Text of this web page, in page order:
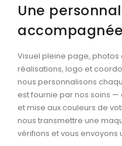
Une
Visuel pleine page,
réalisations, logo et
nous personnalisons
est fournie par nos soins
et mise aux couleurs de
nous transmettre une
vérifions et vous envoyons